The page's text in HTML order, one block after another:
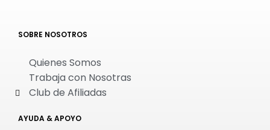
SOBRE NOSOTROS
Quienes Somos
Trabaja con Nosotras
Club de Afiliadas
AYUDA & APOYO